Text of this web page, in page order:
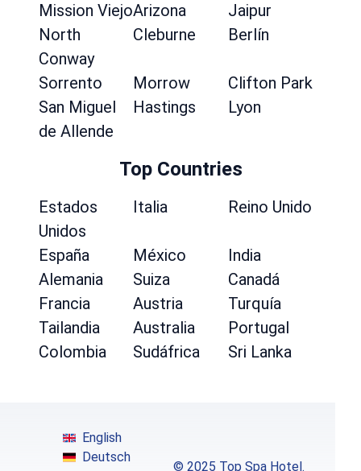
Mission ViejoArizona
Jaipur
North
Conway
Cleburne Berlín
Sorrento Morrow
Clifton Park
San Miguel
de Allende
Hastings Lyon
Top Countries
Estados
Unidos
Italia Reino Unido
España México
India
Alemania
Suiza
Canadá
Francia
Austria
Turquía
Tailandia
Australia
Portugal
Colombia
Sudáfrica Sri Lanka
English
Deutsch
© 2025 Top Spa Hotel.